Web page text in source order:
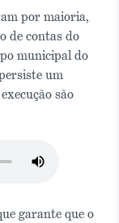
por maioria,
de contas do
municipal do
um
são
garante que o